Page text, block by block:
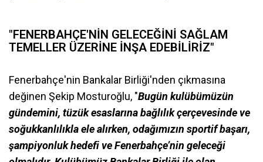
"FENERBAHÇE'NİN GELECEĞİNİ SAĞLAM
TEMELLER ÜZERİNE İNŞA EDEBİLİRİZ"
Fenerbahçe'nin Bankalar Birliği'nden çıkmasına
değinen Şekip Mosturoğlu, "Bugün kulübümüzün
gündemini, tüzük esaslarına bağlılık çerçevesinde ve
soğukkanlılıkla ele alırken, odağımızın sportif başarı,
şampiyonluk hedefi ve Fenerbahçe’nin geleceği